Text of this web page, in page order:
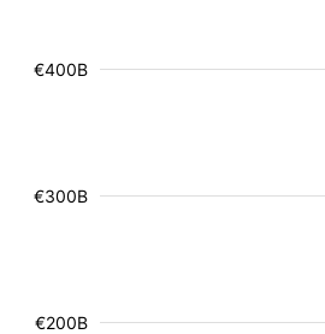
€200B
€300B
€400B